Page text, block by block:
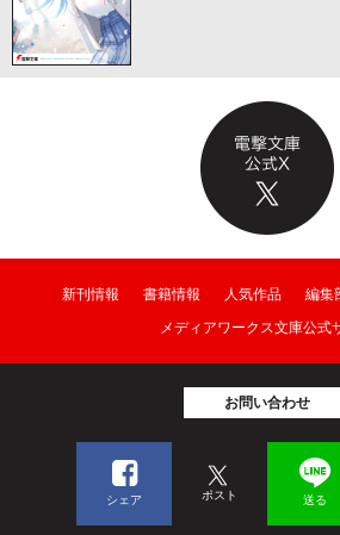
新刊情報 書籍情報 人気作品 編集
メディアワークス文庫公式
お問い合わせ
シェア ポスト 送る